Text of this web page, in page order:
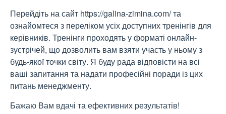
Перейдіть на сайт https://galina-zimina.com/ та
ознайомтеся з переліком усіх доступних тренінгів для
керівників. Тренінги проходять у форматі онлайн-
зустрічей, що дозволить вам взяти участь у ньому з
будь-якої точки світу. Я буду рада відповісти на всі
ваші запитання та надати професійні поради із цих
питань менеджменту.
Бажаю Вам вдачі та ефективних результатів!